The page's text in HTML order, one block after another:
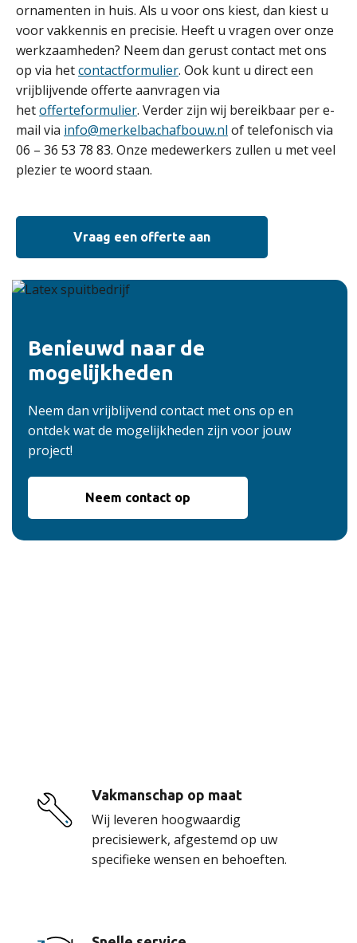
ornamenten in huis. Als u voor ons kiest, dan kiest u
voor vakkennis en precisie. Heeft u vragen over onze
werkzaamheden? Neem dan gerust contact met ons
op via hetcontactformulier. Ook kunt u direct een
vrijblijvende offerte aanvragen via
hetofferteformulier. Verder zijn wij bereikbaar per e-
mail via info@merkelbachafbouw.nl of telefonisch via
06 – 36 53 78 83. Onze medewerkers zullen u met veel
plezier te woord staan.
Vraag een offerte aan
Benieuwd naar de
mogelijkheden
Neem dan vrijblijvend contact met ons op en
ontdek wat de mogelijkheden zijn voor jouw
project!
Neem contact op
Vakmanschap op maat
Wij leveren hoogwaardig
precisiewerk, afgestemd op uw
specifieke wensen en behoeften.